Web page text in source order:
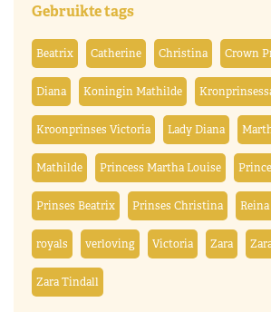
Gebruikte tags
Beatrix Catherine Christina Crown
Diana Koningin Mathilde
Kroonprinses Victoria Lady Diana
Mathilde Princess Martha Louise
Prinses Beatrix Prinses Christina
royals verloving Victoria Zara
Zara Tindall